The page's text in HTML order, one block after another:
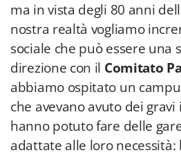
ma in vista degli 80 anni
nostra realtà vogliamo
sociale che può essere una
direzione con il Comitato
abbiamo ospitato un
che avevano avuto dei
hanno potuto fare delle
adattate alle loro necessità: